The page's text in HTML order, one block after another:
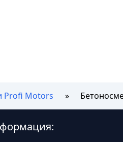
Profi Motors